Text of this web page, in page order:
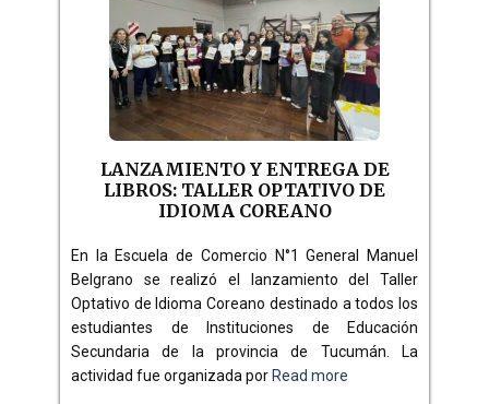
LANZAMIENTO Y ENTREGA DE
LIBROS: TALLER OPTATIVO DE
IDIOMA COREANO
En la Escuela de Comercio N°1 General Manuel
Belgrano se realizó el lanzamiento del Taller
Optativo de Idioma Coreano destinado a todos los
estudiantes de Instituciones de Educación
Secundaria de la provincia de Tucumán. La
actividad fue organizada por Read more